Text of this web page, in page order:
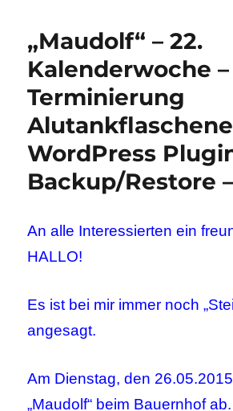
„Maudolf“ – 22.
Kalenderwoche –
Terminierung
WordPress
Backup/Restore –
An alle Interessierten ein
HALLO!
Es ist bei mir immer noch
angesagt.
Am Dienstag, den
„Maudolf“ beim Bauernhof ab.